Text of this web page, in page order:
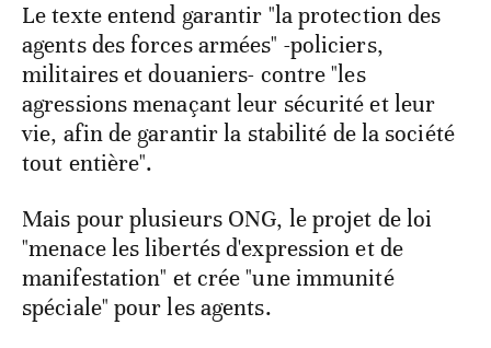
Le texte entend garantir "la protection des
agents des forces armées" -policiers,
militaires et douaniers- contre "les
agressions menaçant leur sécurité et leur
vie, afin de garantir la stabilité de la société
tout entière".
Mais pour plusieurs ONG, le projet de loi
"menace les libertés d'expression et de
manifestation" et crée "une immunité
spéciale" pour les agents.